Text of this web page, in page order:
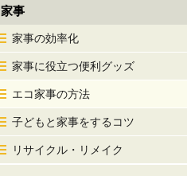
家事
家事の効率化
家事に役立つ便利グッズ
エコ家事の方法
子どもと家事をするコツ
リサイクル・リメイク